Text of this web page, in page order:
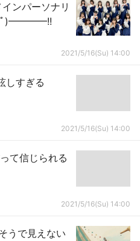
ンパーソナリ
ﾟ)━━━━!!
2021/5/16(Su) 14:00
しすぎる
2021/5/16(Su) 14:00
て信じられる
2021/5/16(Su) 14:00
うで見えない